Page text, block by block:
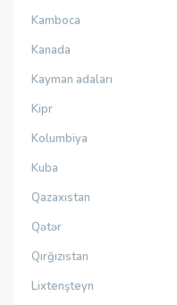
Kamboca
Kanada
Kayman adaları
Kipr
Kolumbiya
Kuba
Qazaxıstan
Qətər
Qırğızıstan
Lixtenşteyn